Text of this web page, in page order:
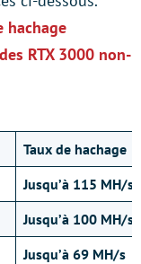
hachage
RTX 3000 non-
Taux de hachage
Jusqu’à 115 MH/s
Jusqu’à 100 MH/s
Jusqu’à 69 MH/s